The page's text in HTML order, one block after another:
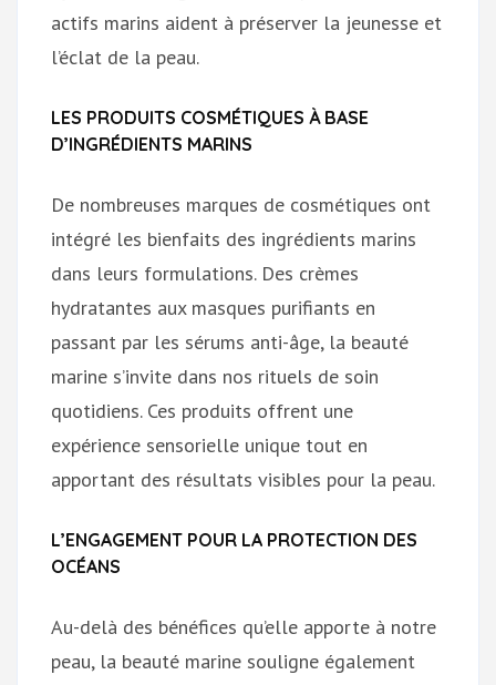
actifs marins aident à préserver la jeunesse et
l’éclat de la peau.
LES PRODUITS COSMÉTIQUES À BASE
D’INGRÉDIENTS MARINS
De nombreuses marques de cosmétiques ont
intégré les bienfaits des ingrédients marins
dans leurs formulations. Des crèmes
hydratantes aux masques purifiants en
passant par les sérums anti-âge, la beauté
marine s’invite dans nos rituels de soin
quotidiens. Ces produits offrent une
expérience sensorielle unique tout en
apportant des résultats visibles pour la peau.
L’ENGAGEMENT POUR LA PROTECTION DES
OCÉANS
Au-delà des bénéfices qu’elle apporte à notre
peau, la beauté marine souligne également